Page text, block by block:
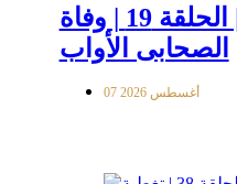
القصص النبوية | الحلقة 19 | وفاة
الصحابى الأواب
07 أغسطس 2026